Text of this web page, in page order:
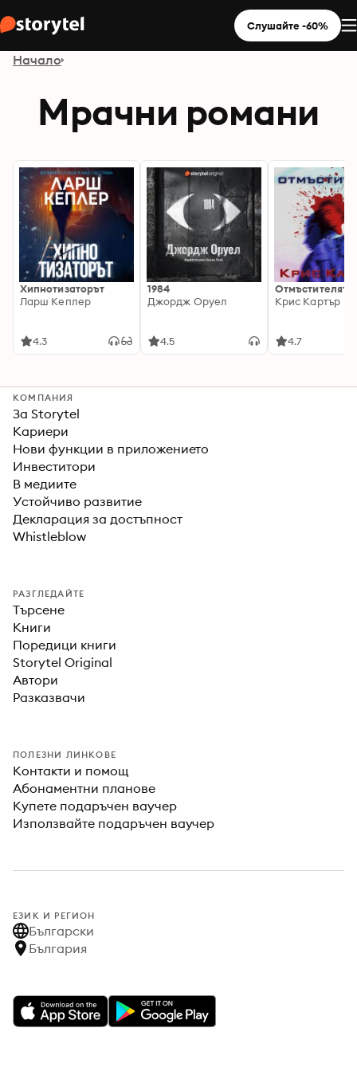
Слушайте -60%
Начало
Мрачни романи
Хипнотизаторът
Ларш Кеплер
4.3
1984
Джордж Оруел
4.5
Отмъстителят
Крис Картър
4.7
КОМПАНИЯ
За Storytel
Кариери
Нови функции в приложението
Инвеститори
В медиите
Устойчиво развитие
Декларация за достъпност
Whistleblow
РАЗГЛЕДАЙТЕ
Търсене
Книги
Поредици книги
Storytel Original
Автори
Разказвачи
ПОЛЕЗНИ ЛИНКОВЕ
Контакти и помощ
Абонаментни планове
Купете подаръчен ваучер
Използвайте подаръчен ваучер
ЕЗИК И РЕГИОН
Български
България